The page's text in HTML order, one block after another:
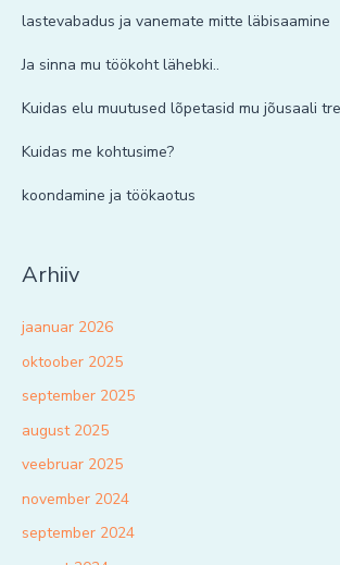
lastevabadus ja vanemate mitte läbisaamine
Ja sinna mu töökoht lähebki..
Kuidas elu muutused lõpetasid mu jõusaali
Kuidas me kohtusime?
koondamine ja töökaotus
Arhiiv
jaanuar 2026
oktoober 2025
september 2025
august 2025
veebruar 2025
november 2024
september 2024